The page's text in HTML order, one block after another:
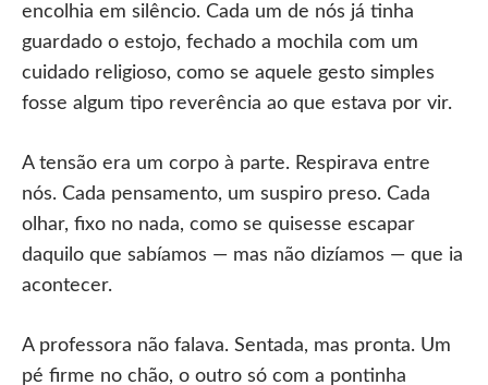
encolhia em silêncio. Cada um de nós já tinha
guardado o estojo, fechado a mochila com um
cuidado religioso, como se aquele gesto simples
fosse algum tipo reverência ao que estava por vir.
A tensão era um corpo à parte. Respirava entre
nós. Cada pensamento, um suspiro preso. Cada
olhar, fixo no nada, como se quisesse escapar
daquilo que sabíamos — mas não dizíamos — que ia
acontecer.
A professora não falava. Sentada, mas pronta. Um
pé firme no chão, o outro só com a pontinha